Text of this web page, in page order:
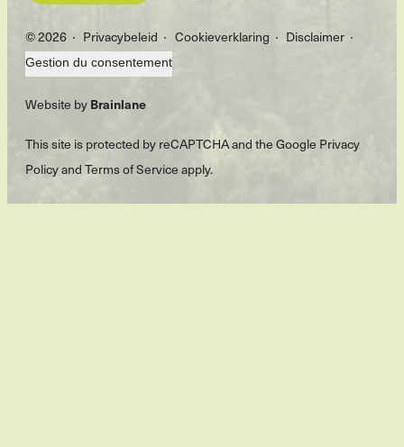
© 2026 Privacybeleid Cookieverklaring Disclaimer
Gestion du consentement
Website by Brainlane
This site is protected by reCAPTCHA and the Google Privacy
PolicyandTerms of Serviceapply.